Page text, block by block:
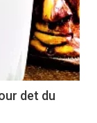
det du